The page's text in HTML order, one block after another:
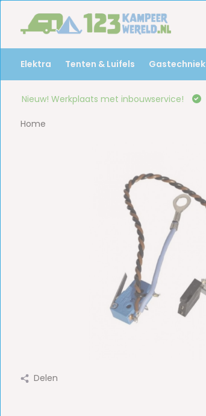
Elektra Tenten & Luifels Gastechniek
Nieuw! Werkplaats met inbouwservice!
Home
Delen